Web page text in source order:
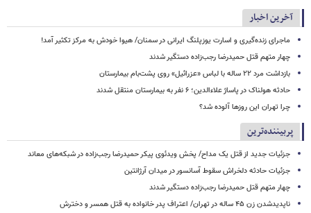
آخرین اخبار
ماجرای زنده‌گیری و اسارت یوزپلنگ ایرانی در سمنان/ هیوا خودش به مرکز تکثیر آمد!
چهار متهم قتل حمیدرضا رجب‌زاده دستگیر شدند
بازداشت مرد ۲۲ ساله با لباس «عزرائیل» روی پشت‌بام بیمارستان
حادثه هولناک در پاساژ علاءالدین؛ ۶ نفر به بیمارستان منتقل شدند
چرا تهران این روزها آلوده شد؟
پربیننده‌ترین
جزئیات جدید از قتل یک مداح/ پخش ویدئوی پیکر حمیدرضا رجب‌زاده در شبکه‌های معاند
جزئیات حادثه دلخراش سقوط آسانسور در میدان آرژانتین
چهار متهم قتل حمیدرضا رجب‌زاده دستگیر شدند
ناپدیدشدن زن ۴۵ ساله در تهران/ اعتراف پدر خانواده به قتل همسر و دخترش